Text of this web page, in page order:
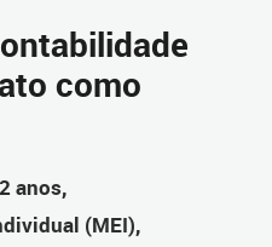
como
anos,
(MEI),